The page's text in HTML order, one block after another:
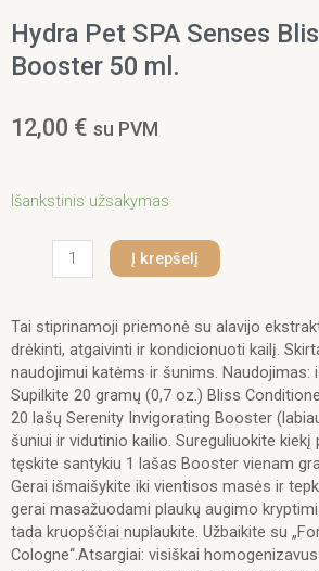
Hydra Pet SPA Senses
Booster 50 ml.
12,00 € su PVM
Išankstinis užsakymas
produkto
Bliss
Invigorating
Booster
50
ml.
Į krepšelį
Tai stiprinamoji priemonė su alavijo
drėkinti, atgaivinti ir kondicionuoti kailį.
naudojimui katėms ir šunims. Naudojimas:
Supilkite 20 gramų (0,7 oz.) Bliss
20 lašų Serenity Invigorating Booster
šuniui ir vidutinio kailio. Sureguliuokite kiekį
tęskite santykiu 1 lašas Booster vienam
Gerai išmaišykite iki vientisos masės ir
gerai masažuodami plaukų augimo
tada kruopščiai nuplaukite. Užbaikite su
Cologne“.Atsargiai: visiškai